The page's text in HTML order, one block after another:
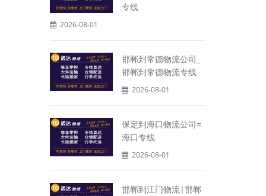
专线
2026-08-01
邯郸到常德物流公司_
邯郸到常德物流专线
2026-08-01
保定到海口物流公司=
海口专线
2026-08-01
邯郸到江门物流|邯郸